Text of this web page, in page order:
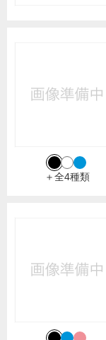
＋全4種類